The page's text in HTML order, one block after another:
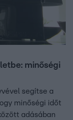
minőségi
segítse a
minőségi időt
adásában